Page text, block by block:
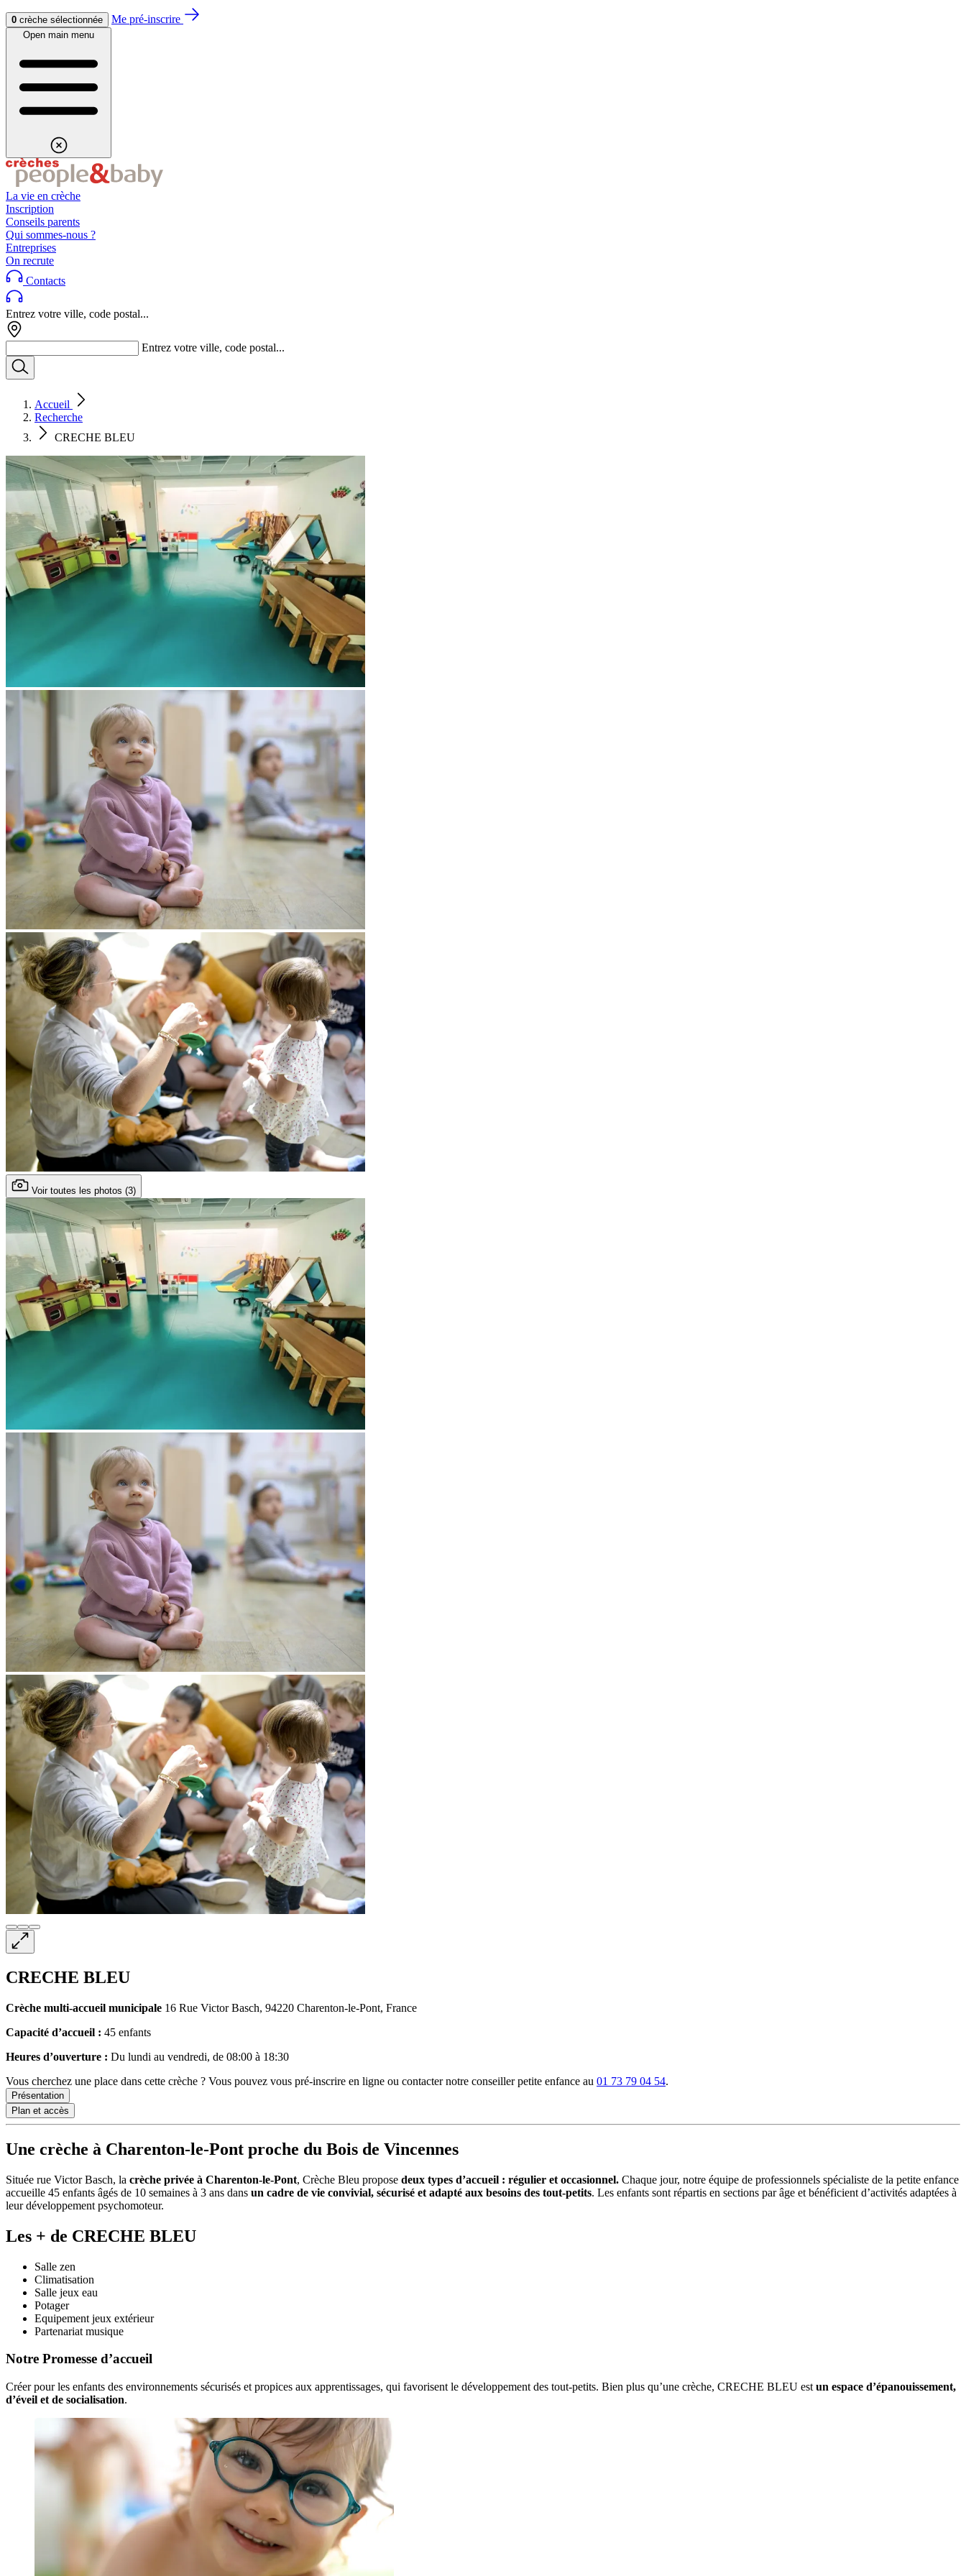
Aller au contenuAller au footer
0 crèche sélectionnée Me pré-inscrire
Open main menu
La vie en crèche
Inscription
Conseils parents
Qui sommes-nous ?
Entreprises
On recrute
Contacts
Entrez votre ville, code postal...
Entrez votre ville, code postal...
Accueil
Recherche
CRECHE BLEU
Voir toutes les photos (3)
CRECHE BLEU
Crèche multi-accueil municipale 16 Rue Victor Basch, 94220 Charenton-le-Pont, France
Capacité d’accueil : 45 enfants
Heures d’ouverture : Du lundi au vendredi, de 08:00 à 18:30
Vous cherchez une place dans cette crèche ? Vous pouvez vous pré-inscrire en ligne ou contacter notre conseiller petite enfance au 01 73 79 04 54.
Présentation
Plan et accès
Une crèche à Charenton-le-Pont proche du Bois de Vincennes
Située rue Victor Basch, la crèche privée à Charenton-le-Pont, Crèche Bleu propose deux types d’accueil : régulier et occasionnel. Chaque jour, notre équipe de professionnels spécialiste de la petite enfance
accueille 45 enfants âgés de 10 semaines à 3 ans dans un cadre de vie convivial, sécurisé et adapté aux besoins des tout-petits. Les enfants sont répartis en sections par âge et bénéficient d’activités adaptées à
leur développement psychomoteur.
Les + de CRECHE BLEU
Salle zen
Climatisation
Salle jeux eau
Potager
Equipement jeux extérieur
Partenariat musique
Notre Promesse d’accueil
Créer pour les enfants des environnements sécurisés et propices aux apprentissages, qui favorisent le développement des tout-petits. Bien plus qu’une crèche, CRECHE BLEU est un espace d’épanouissement,
d’éveil et de socialisation.